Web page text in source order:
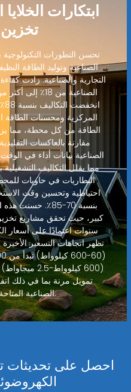
ابتكارات
تحسن التطورات التكنولوجية
الصناعية وتوليد الطاقة
التجارية والصناعية. زادت
المركزية ومحسنات الطاقة
مقارنة بالعاكسات
الصناعية بيانات أداء في الوقت
البطاريات في حاويات
احتياطية وتحسين وقت
بنسبة 70-85٪.
سنوات اعتمادًا على أسعار
تظهر اتجاهات التسعير
تمويل مرنة بما في ذلك
الصناعية المتاحة للمشاريع التجارية.
احصل على تحديثات